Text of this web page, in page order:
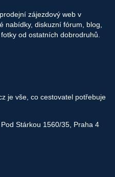
zájezdový web v
nabídky, diskuzní fórum, blog,
od ostatních dobrodruhů.
je vše, co cestovatel potřebuje
Stárkou 1560/35, Praha 4